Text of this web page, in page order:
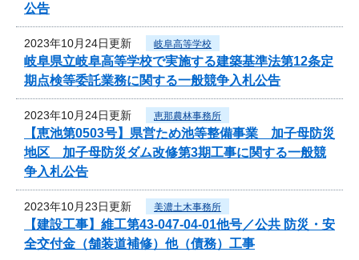
公告
2023年10月24日更新 岐阜高等学校
岐阜県立岐阜高等学校で実施する建築基準法第12条定
期点検等委託業務に関する一般競争入札公告
2023年10月24日更新 恵那農林事務所
【恵池第0503号】県営ため池等整備事業 加子母防災
地区 加子母防災ダム改修第3期工事に関する一般競
争入札公告
2023年10月23日更新 美濃土木事務所
【建設工事】維工第43-047-04-01他号／公共 防災・安
全交付金（舗装道補修）他（債務）工事